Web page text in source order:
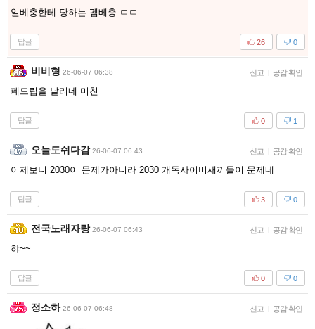
일베충한테 당하는 펨베충 ㄷㄷ
답글 0
26
비비형 26-06-07 06:38 신고 | 공감 확인
폐드립을 날리네 미친
답글 1
0
오늘도쉬다감 26-06-07 06:43 신고 | 공감 확인
이제보니 2030이 문제가아니라 2030 개독사이비새끼들이 문제네
답글 0
3
전국노래자랑 26-06-07 06:43 신고 | 공감 확인
햐~~
답글 0
0
정소하 26-06-07 06:48 신고 | 공감 확인